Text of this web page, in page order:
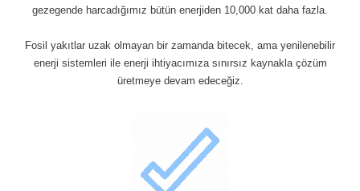
gezegende harcadığımız bütün enerjiden 10,000 kat daha fazla.
Fosil yakıtlar uzak olmayan bir zamanda bitecek, ama yenilenebilir
enerji sistemleri ile enerji ihtiyacımıza sınırsız kaynakla çözüm
üretmeye devam edeceğiz.